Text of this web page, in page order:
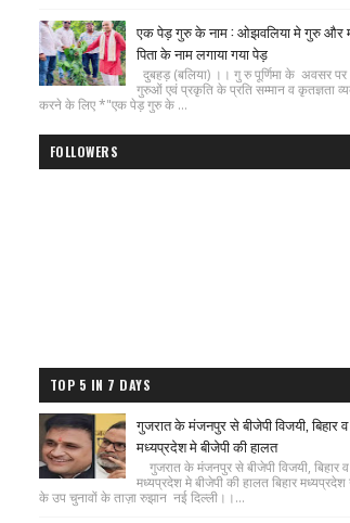
एक पेड़ गुरु के नाम : ओझवलिया मे गुरु और
पिता के नाम लगाया गया पेड़
दुबहड़ (बलिया) ।। गु रु पूर्णिमा के अवसर
गुरुओं एवं प्रकृति के प्रति सम्मान व कृतज्ञता
करने के लिए *"एक पेड़ गुरु के ...
FOLLOWERS
TOP 5 IN 7 DAYS
गुजरात के मंजनपुर से बीजेपी विजयी, बिहार व
मध्यप्रदेश मे बीजेपी की हालत
गुजरात के मंजनपुर से बीजेपी विजयी, बिहार व
मध्यप्रदेश मे बीजेपी की हालत बिहार मध्यप्रदेश
के उप चुनावों के ताज़ा रुझान नई दिल्ली।।...